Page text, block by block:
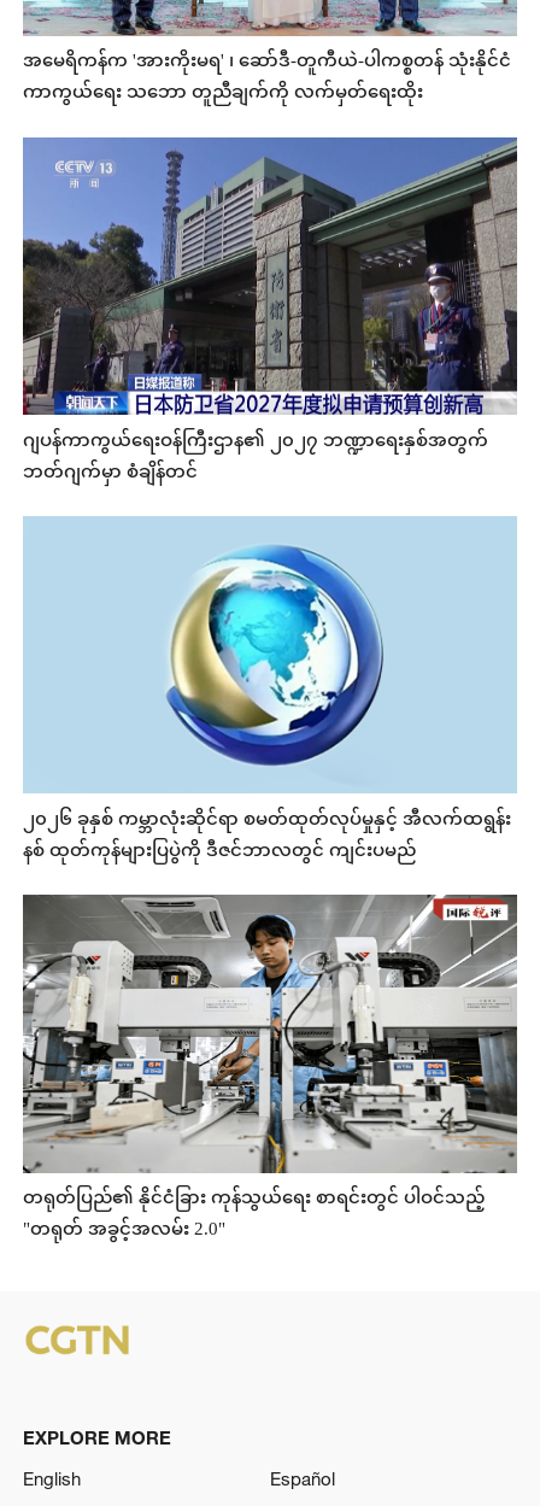
အမေရိကန်က 'အားကိုးမရ' ၊ ဆော်ဒီ-တူကီယဲ-ပါကစ္စတန် သုံးနိုင်ငံ
ကာကွယ်ရေး သဘော တူညီချက်ကို လက်မှတ်ရေးထိုး
ဂျပန်ကာကွယ်ရေးဝန်ကြီးဌာန၏ ၂၀၂၇ ဘဏ္ဍာရေးနှစ်အတွက်
ဘတ်ဂျက်မှာ စံချိန်တင်
၂၀၂၆ ခုနှစ် ကမ္ဘာလုံးဆိုင်ရာ စမတ်ထုတ်လုပ်မှုနှင့် အီလက်ထရွန်း
နစ် ထုတ်ကုန်များပြပွဲကို ဒီဇင်ဘာလတွင် ကျင်းပမည်
တရုတ်ပြည်၏ နိုင်ငံခြား ကုန်သွယ်ရေး စာရင်းတွင် ပါဝင်သည့်
"တရုတ် အခွင့်အလမ်း 2.0"
EXPLORE MORE
English
Español